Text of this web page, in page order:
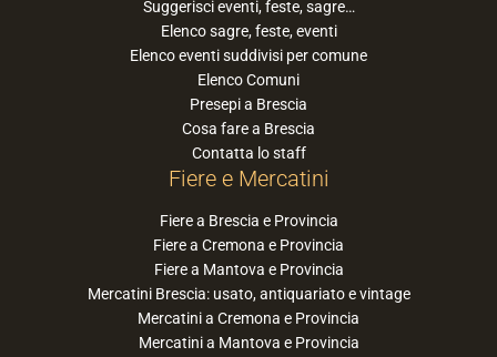
Suggerisci eventi, feste, sagre…
Elenco sagre, feste, eventi
Elenco eventi suddivisi per comune
Elenco Comuni
Presepi a Brescia
Cosa fare a Brescia
Contatta lo staff
Fiere e Mercatini
Fiere a Brescia e Provincia
Fiere a Cremona e Provincia
Fiere a Mantova e Provincia
Mercatini Brescia: usato, antiquariato e vintage
Mercatini a Cremona e Provincia
Mercatini a Mantova e Provincia